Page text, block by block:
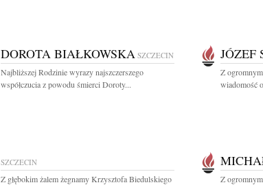
DOROTA BIAŁKOWSKA SZCZECIN
Najbliższej Rodzinie wyrazy najszczerszego
współczucia z powodu śmierci Doroty...
JÓZEF
Z
wiadomość
SZCZECIN
Z głębokim żalem żegnamy Krzysztofa Biedulskiego
Z ogromnym